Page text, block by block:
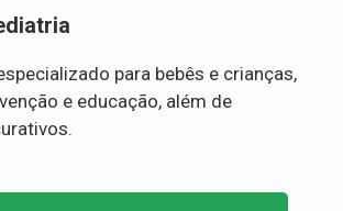
para bebês e crianças,
e educação, além de